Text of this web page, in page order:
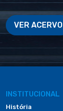
VER ACERVO
INSTITUCIONAL
História